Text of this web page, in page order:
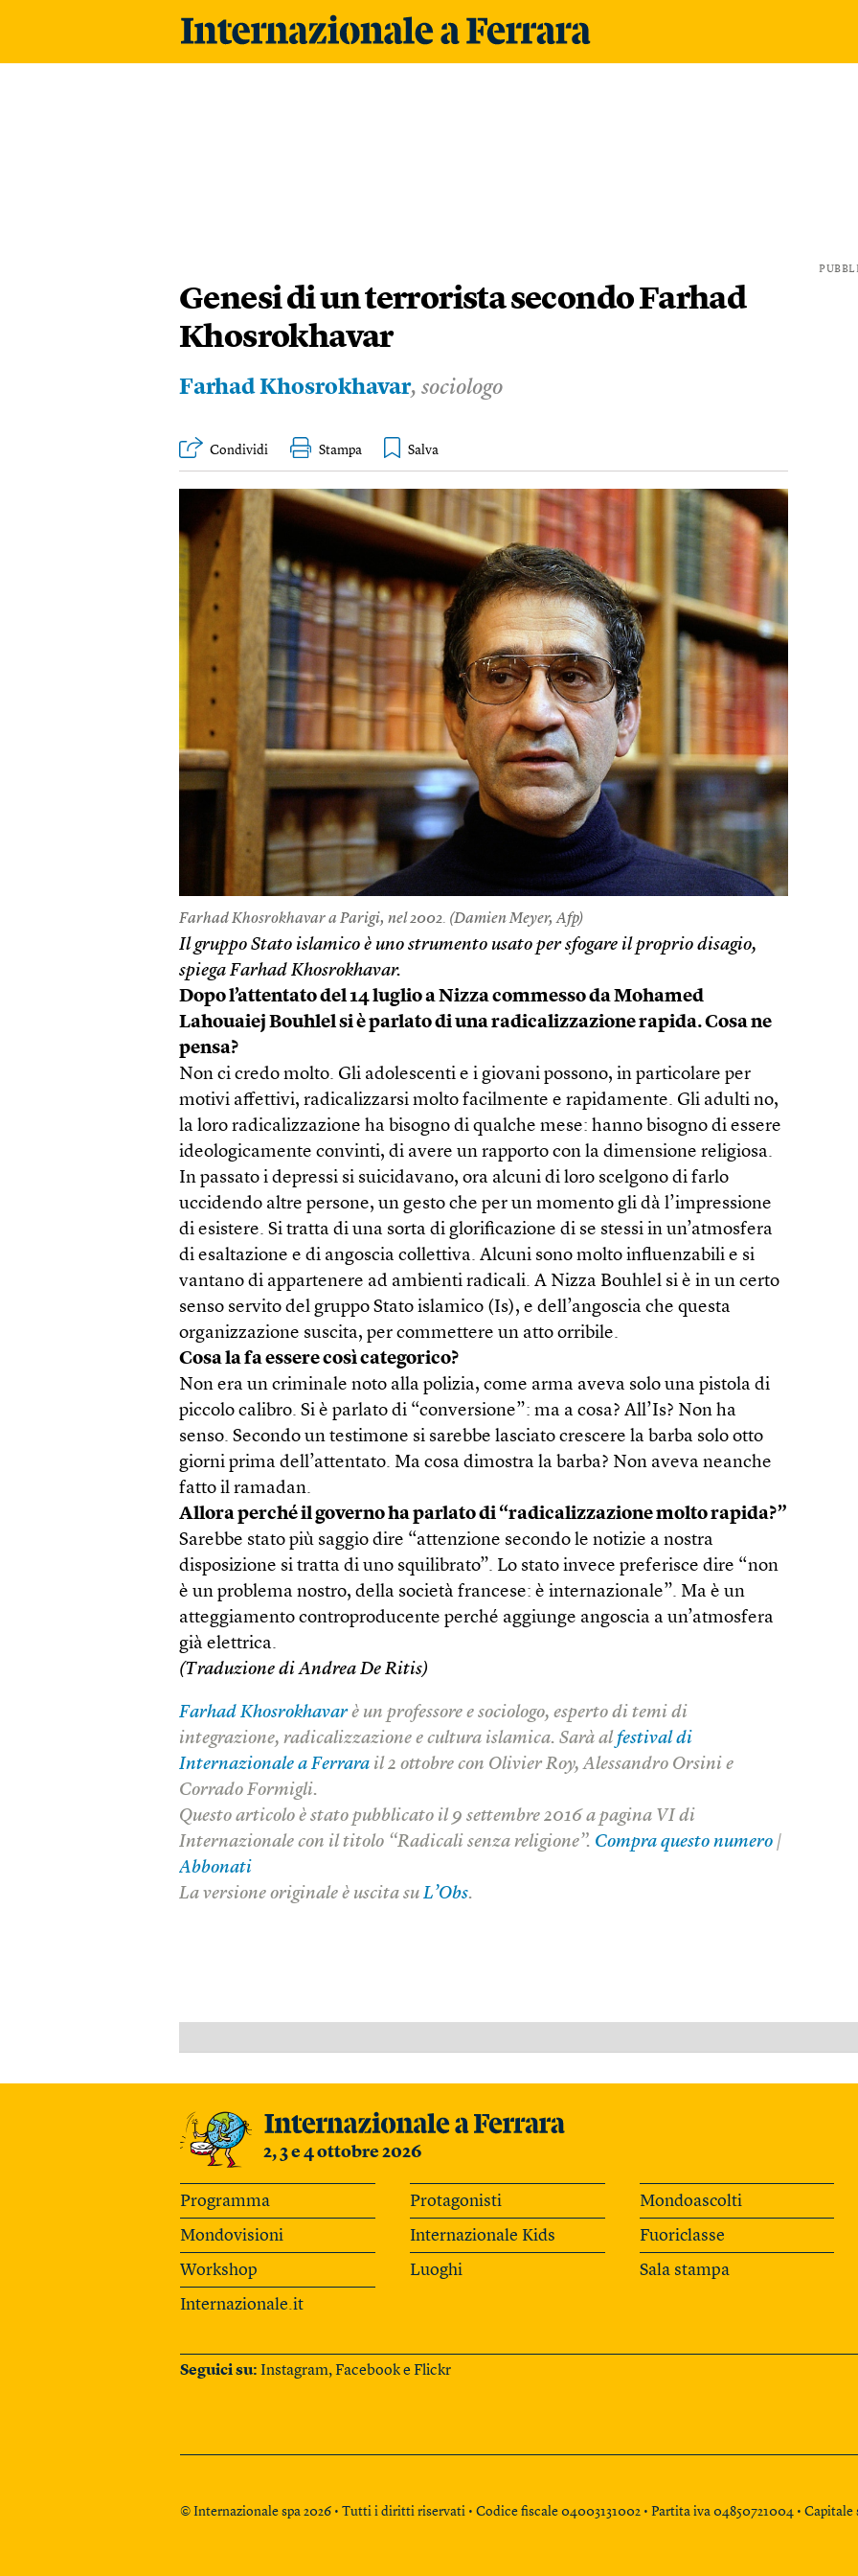
Genesi di un terrorista secondo Farhad
Khosrokhavar
Farhad Khosrokhavar, sociologo
Condividi Stampa
Farhad Khosrokhavar a Parigi, nel 2002. (Damien Meyer, Afp)
Il gruppo Stato islamico è uno strumento usato per sfogare il proprio disagio,
spiega Farhad Khosrokhavar.
Dopo l’attentato del 14 luglio a Nizza commesso da Mohamed
Lahouaiej Bouhlel si è parlato di una radicalizzazione rapida. Cosa ne
pensa?
Non ci credo molto. Gli adolescenti e i giovani possono, in particolare per
motivi affettivi, radicalizzarsi molto facilmente e rapidamente. Gli adulti no,
la loro radicalizzazione ha bisogno di qualche mese: hanno bisogno di essere
ideologicamente convinti, di avere un rapporto con la dimensione religiosa.
In passato i depressi si suicidavano, ora alcuni di loro scelgono di farlo
uccidendo altre persone, un gesto che per un momento gli dà l’impressione
di esistere. Si tratta di una sorta di glorificazione di se stessi in un’atmosfera
di esaltazione e di angoscia collettiva. Alcuni sono molto influenzabili e si
vantano di appartenere ad ambienti radicali. A Nizza Bouhlel si è in un certo
senso servito del gruppo Stato islamico (Is), e dell’angoscia che questa
organizzazione suscita, per commettere un atto orribile.
Cosa la fa essere così categorico?
Non era un criminale noto alla polizia, come arma aveva solo una pistola di
piccolo calibro. Si è parlato di “conversione”: ma a cosa? All’Is? Non ha
senso. Secondo un testimone si sarebbe lasciato crescere la barba solo otto
giorni prima dell’attentato. Ma cosa dimostra la barba? Non aveva neanche
fatto il ramadan.
Allora perché il governo ha parlato di “radicalizzazione molto rapida?”
Sarebbe stato più saggio dire “attenzione secondo le notizie a nostra
disposizione si tratta di uno squilibrato”. Lo stato invece preferisce dire “non
è un problema nostro, della società francese: è internazionale”. Ma è un
atteggiamento controproducente perché aggiunge angoscia a un’atmosfera
già elettrica.
(Traduzione di Andrea De Ritis)
Farhad Khosrokhavarè un professore e sociologo, esperto di temi di
integrazione, radicalizzazione e cultura islamica. Sarà al festival di
Internazionale a Ferrara il 2 ottobre con Olivier Roy, Alessandro Orsini e
Corrado Formigli.
Questo articolo è stato pubblicato il 9 settembre 2016 a pagina VI di
Internazionale con il titolo “Radicali senza religione”. Compra questo numero |
Abbonati
La versione originale è uscita su L’Obs.
2, 3 e 4 ottobre 2026
Programma Protagonisti
Mondoascolti
Mondovisioni
Internazionale Kids
Fuoriclasse
Workshop
Luoghi
Sala stampa
Internazionale.it
Seguici su: Instagram,FacebookeFlickr
© Internazionale spa 2026 • Tutti i diritti riservati • Codice fiscale 04003131002 • Partita iva 04850721004 • Capitale